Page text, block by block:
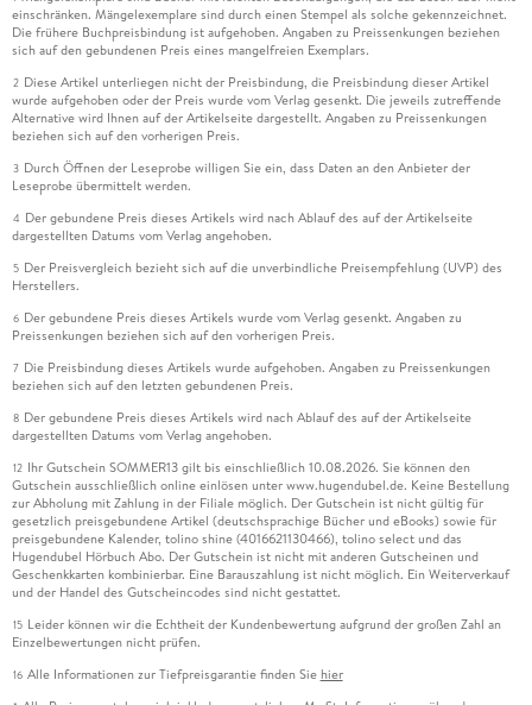
einschränken. Mängelexemplare sind durch einen Stempel als solche gekennzeichnet.
Die frühere Buchpreisbindung ist aufgehoben. Angaben zu Preissenkungen beziehen
sich auf den gebundenen Preis eines mangelfreien Exemplars.
2 Diese Artikel unterliegen nicht der Preisbindung, die Preisbindung dieser Artikel
wurde aufgehoben oder der Preis wurde vom Verlag gesenkt. Die jeweils zutreffende
Alternative wird Ihnen auf der Artikelseite dargestellt. Angaben zu Preissenkungen
beziehen sich auf den vorherigen Preis.
3 Durch Öffnen der Leseprobe willigen Sie ein, dass Daten an den Anbieter der
Leseprobe übermittelt werden.
4 Der gebundene Preis dieses Artikels wird nach Ablauf des auf der Artikelseite
dargestellten Datums vom Verlag angehoben.
5 Der Preisvergleich bezieht sich auf die unverbindliche Preisempfehlung (UVP) des
Herstellers.
6 Der gebundene Preis dieses Artikels wurde vom Verlag gesenkt. Angaben zu
Preissenkungen beziehen sich auf den vorherigen Preis.
7 Die Preisbindung dieses Artikels wurde aufgehoben. Angaben zu Preissenkungen
beziehen sich auf den letzten gebundenen Preis.
8 Der gebundene Preis dieses Artikels wird nach Ablauf des auf der Artikelseite
dargestellten Datums vom Verlag angehoben.
12 Ihr Gutschein SOMMER13 gilt bis einschließlich 10.08.2026. Sie können den
Gutschein ausschließlich online einlösen unter www.hugendubel.de. Keine Bestellung
zur Abholung mit Zahlung in der Filiale möglich. Der Gutschein ist nicht gültig für
gesetzlich preisgebundene Artikel (deutschsprachige Bücher und eBooks) sowie für
preisgebundene Kalender, tolino shine (4016621130466), tolino select und das
Hugendubel Hörbuch Abo. Der Gutschein ist nicht mit anderen Gutscheinen und
Geschenkkarten kombinierbar. Eine Barauszahlung ist nicht möglich. Ein Weiterverkauf
und der Handel des Gutscheincodes sind nicht gestattet.
15 Leider können wir die Echtheit der Kundenbewertung aufgrund der großen Zahl an
Einzelbewertungen nicht prüfen.
16 Alle Informationen zur Tiefpreisgarantie finden Sie hier